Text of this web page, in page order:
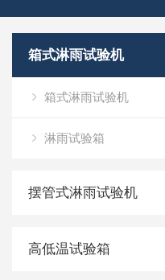
箱式淋雨试验机
箱式淋雨试验机
淋雨试验箱
摆管式淋雨试验机
高低温试验箱